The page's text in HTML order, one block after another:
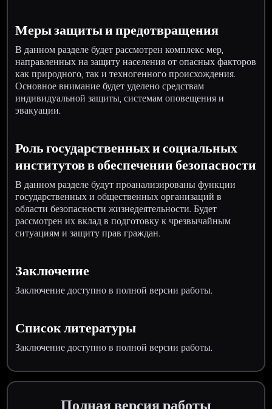
Меры защиты и предотвращения
В данном разделе будет рассмотрен комплекс мер,
направленных на защиту населения от опасных факторов
как природного, так и техногенного происхождения.
Основное внимание будет уделено средствам
индивидуальной защиты, системам оповещения и
эвакуации.
Роль государственных и социальных
институтов в обеспечении безопасности
В данном разделе будут проанализированы функции
государственных и общественных организаций в
области безопасности жизнедеятельности. Будет
рассмотрен их вклад в подготовку к чрезвычайным
ситуациям и защиту прав граждан.
Заключение
Заключение доступно в полной версии работы.
Список литературы
Заключение доступно в полной версии работы.
Полная версия работы